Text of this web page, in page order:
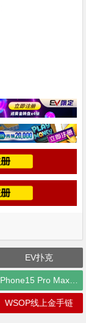
EV扑克
iPhone15 Pro Max无限量赠送
WSOP线上金手链